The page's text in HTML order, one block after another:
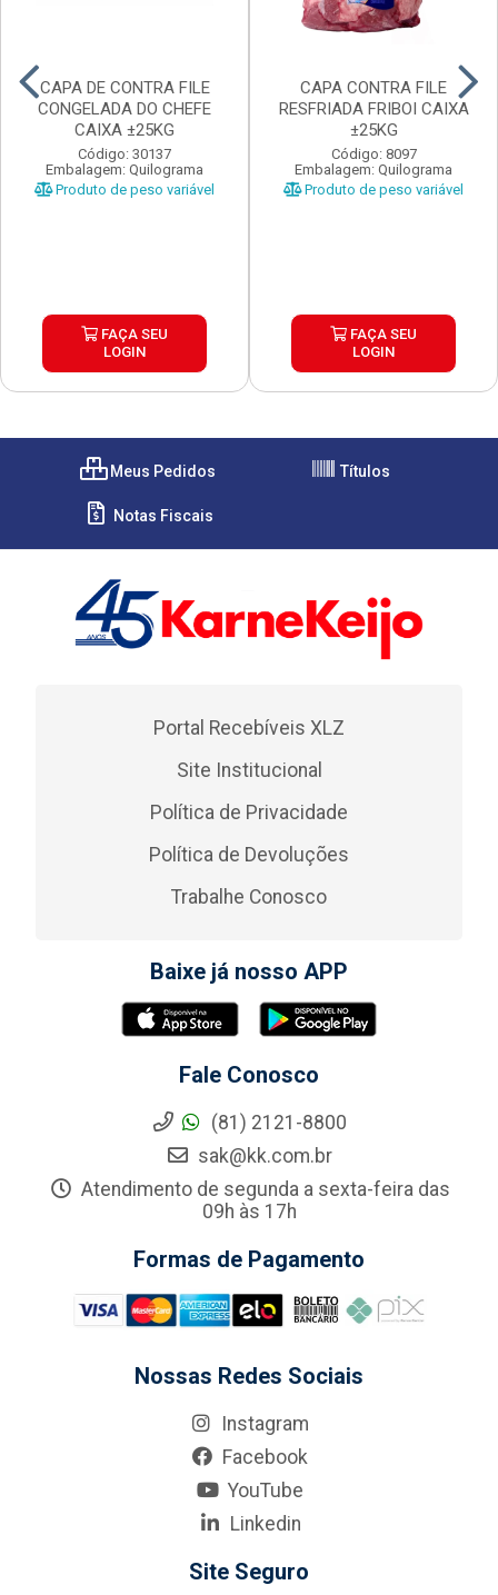
CAPA DE CONTRA FILE
CONGELADA DO CHEFE
CAIXA ±25KG
Código: 30137
Embalagem: Quilograma
Produto de peso variável
FAÇA SEU
LOGIN
CAPA CONTRA FILE
RESFRIADA FRIBOI CAIXA
±25KG
Código: 8097
Embalagem: Quilograma
Produto de peso variável
FAÇA SEU
LOGIN
Meus Pedidos Títulos
Notas Fiscais
Portal Recebíveis XLZ
Site Institucional
Política de Privacidade
Política de Devoluções
Trabalhe Conosco
Baixe já nosso APP
Fale Conosco
(81) 2121-8800
sak@kk.com.br
Atendimento de segunda a sexta-feira das
09h às 17h
Formas de Pagamento
Nossas Redes Sociais
Instagram
Facebook
YouTube
Linkedin
Site Seguro